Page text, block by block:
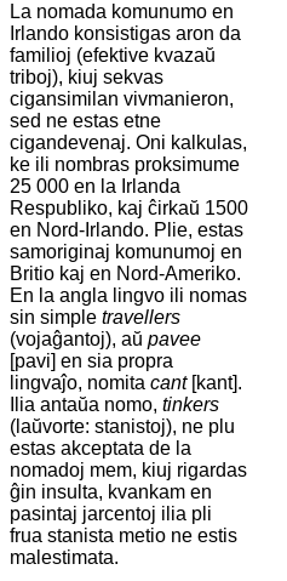
La nomada komunumo en
Irlando konsistigas aron da
familioj (efektive kvazaŭ
triboj), kiuj sekvas
cigansimilan vivmanieron,
sed ne estas etne
cigandevenaj. Oni kalkulas,
ke ili nombras proksimume
25 000 en la Irlanda
Respubliko, kaj ĉirkaŭ 1500
en Nord-Irlando. Plie, estas
samoriginaj komunumoj en
Britio kaj en Nord-Ameriko.
En la angla lingvo ili nomas
sin simple travellers
(vojaĝantoj), aŭ pavee
[pavi] en sia propra
lingvaĵo, nomita cant[kant].
Ilia antaŭa nomo, tinkers
(laŭvorte: stanistoj), ne plu
estas akceptata de la
nomadoj mem, kiuj rigardas
ĝin insulta, kvankam en
pasintaj jarcentoj ilia pli
frua stanista metio ne estis
malestimata.